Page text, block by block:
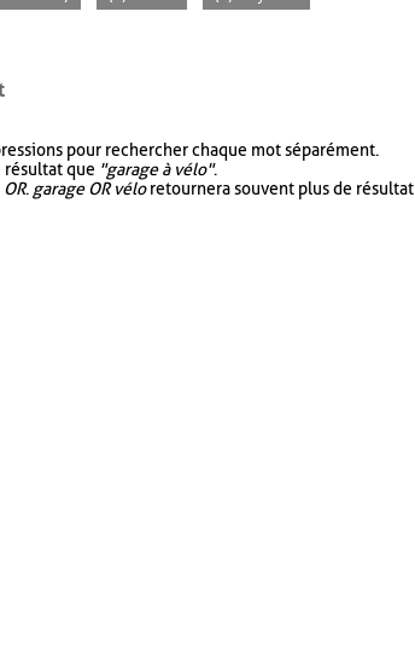
pour rechercher chaque mot séparément.
que "garage à vélo".
OR. garage OR véloretournera souvent plus de résultat